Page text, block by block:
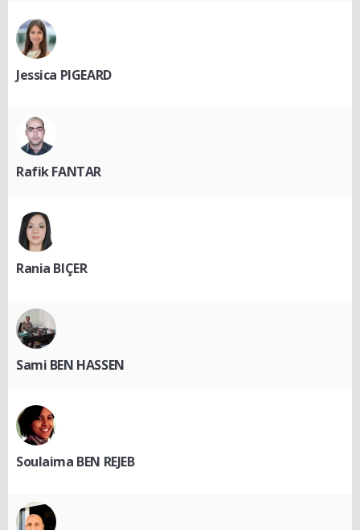
Jessica PIGEARD
Rafik FANTAR
Rania BIÇER
Sami BEN HASSEN
Soulaima BEN REJEB